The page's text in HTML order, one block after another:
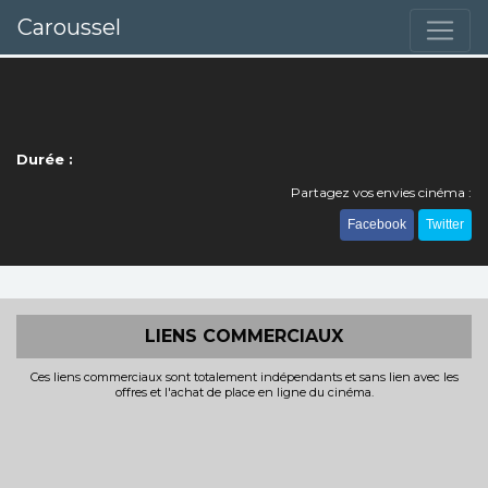
Caroussel
Durée :
Partagez vos envies cinéma :
Facebook Twitter
LIENS COMMERCIAUX
Ces liens commerciaux sont totalement indépendants et sans lien avec les
offres et l'achat de place en ligne du cinéma.